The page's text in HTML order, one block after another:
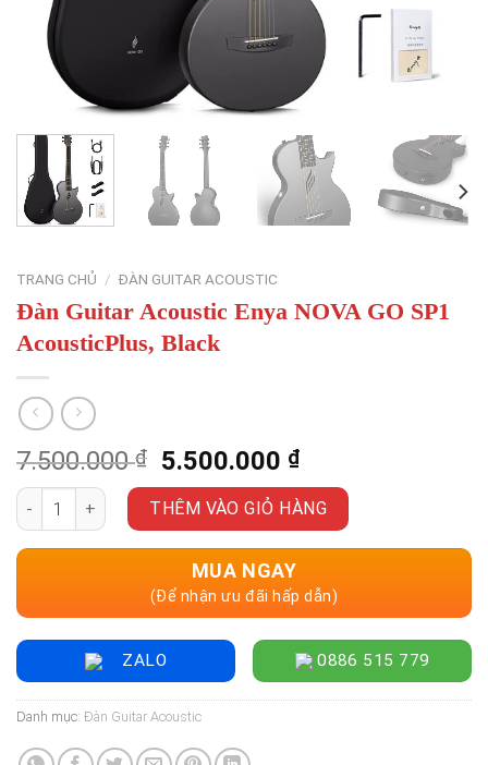
TRANG CHỦ / ĐÀN GUITAR ACOUSTIC
Đàn Guitar Acoustic Enya NOVA GO SP1
AcousticPlus, Black
7.500.000₫
Giá
gốc
là:
7.500.000 ₫.
5.500.000 ₫Giá
hiện
tại
là:
Đàn Guitar Acoustic Enya NOVA GO SP1 AcousticPlus, Black
THÊM VÀO GIỎ HÀNG
MUA NGAY
(Để nhận ưu đãi hấp dẫn)
ZALO 0886 515 779
Danh mục: Đàn Guitar Acoustic